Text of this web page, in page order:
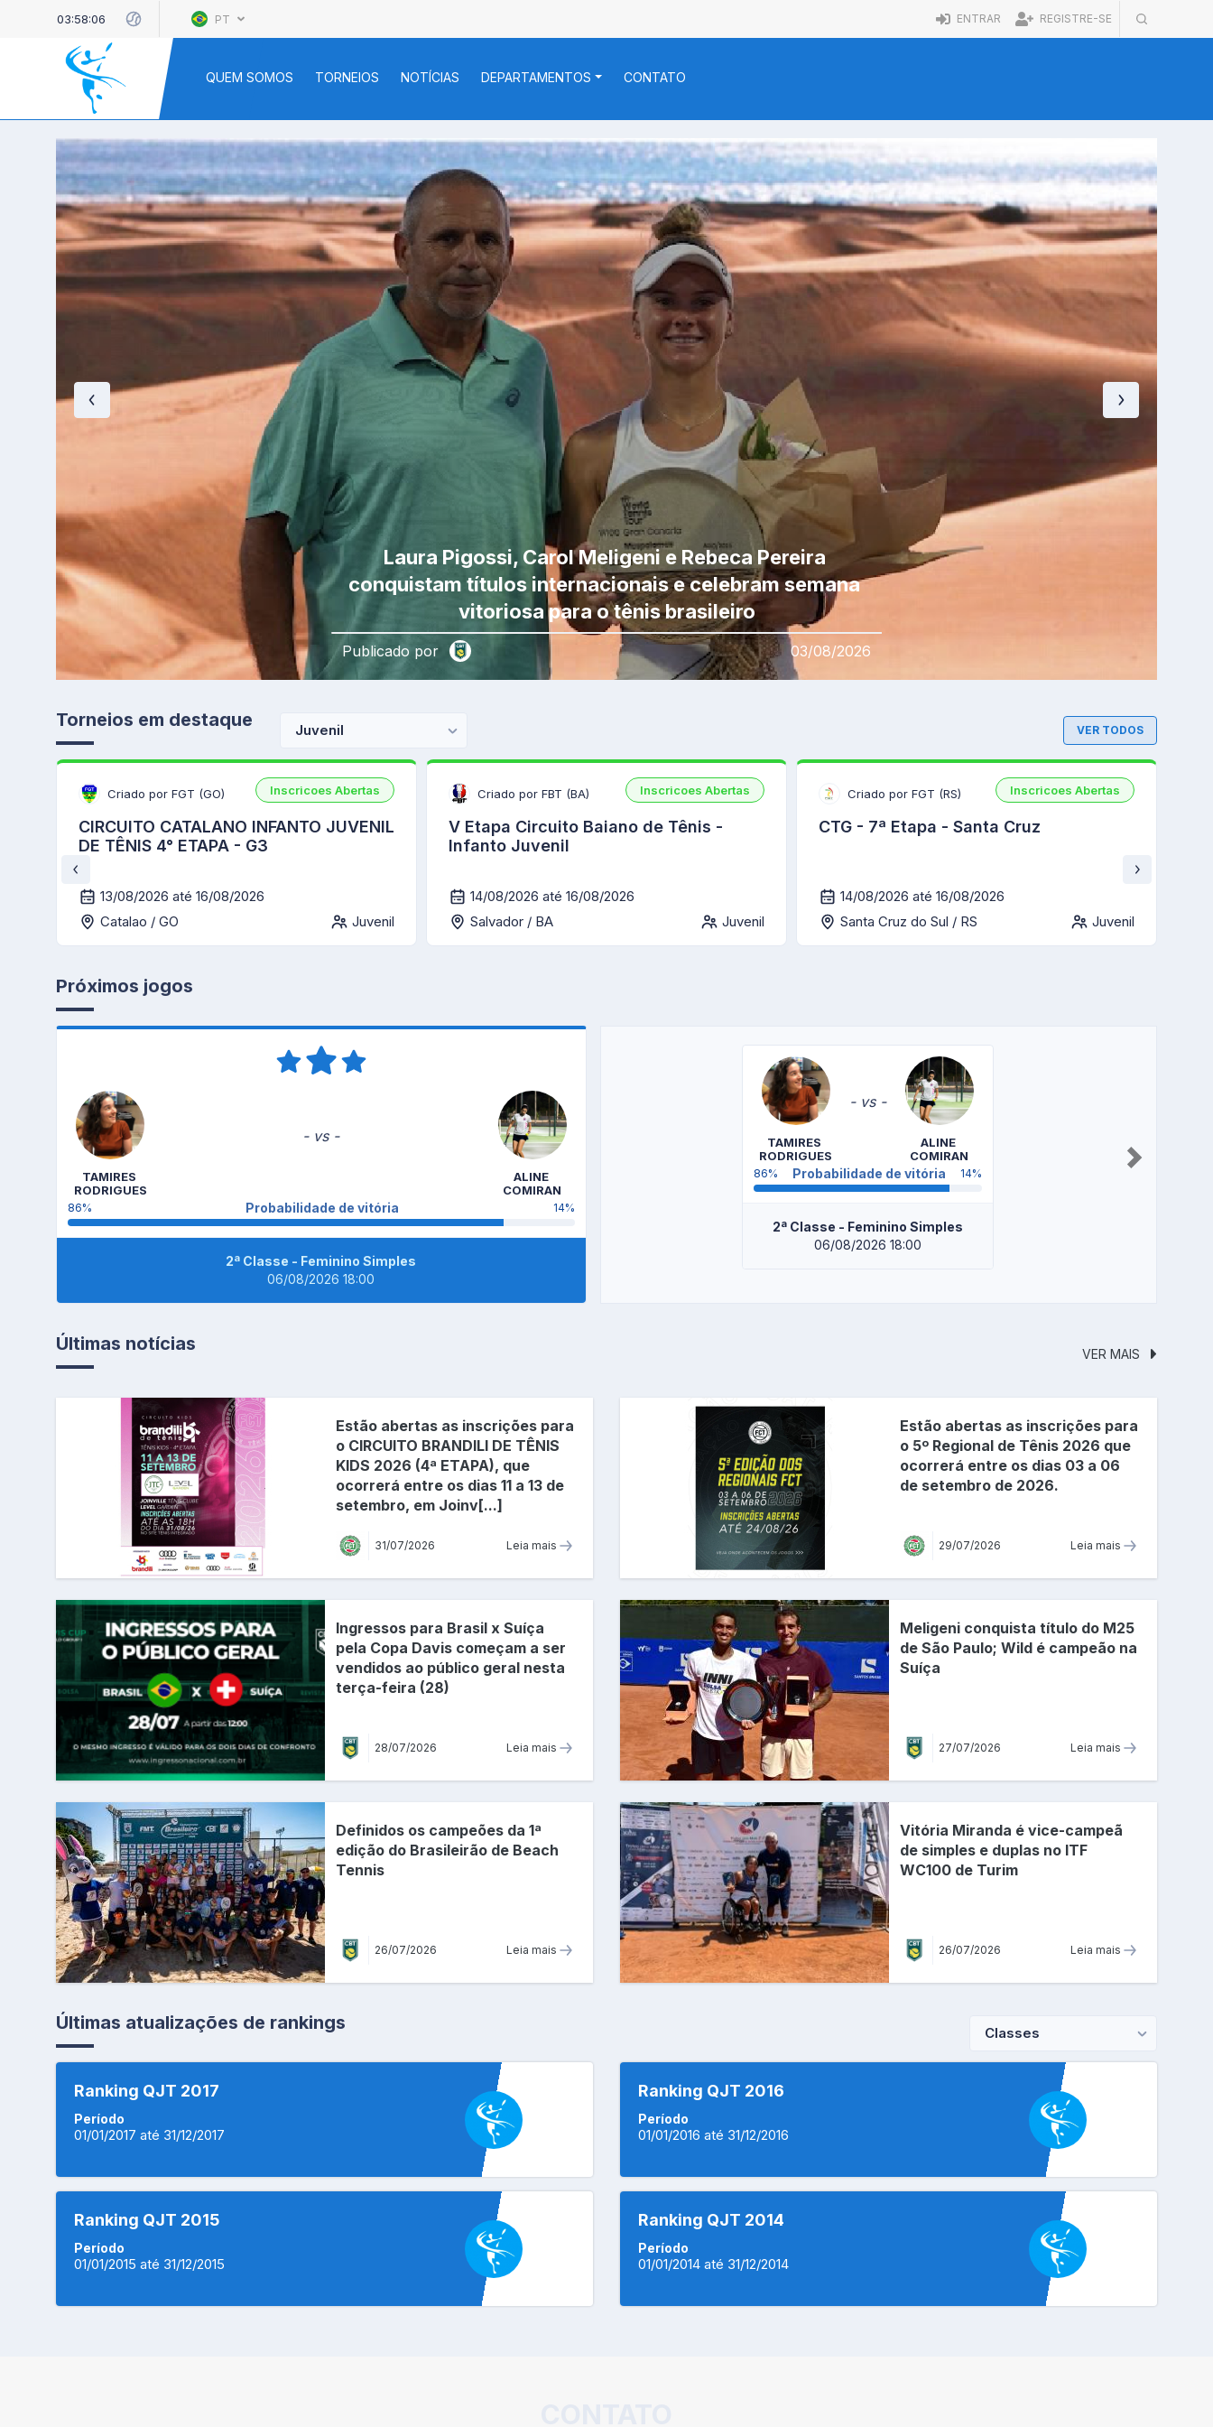
03:58:07 PT ENTRAR REGISTRE-SE
QUEM SOMOS TORNEIOS NOTÍCIAS DEPARTAMENTOS CONTATO
Laura Pigossi, Carol Meligeni e Rebeca Pereira
conquistam títulos internacionais e celebram semana
vitoriosa para o tênis brasileiro
Publicado por 03/08/2026
Torneios em destaque Juvenil VER TODOS
Criado por FGT (GO) Inscricoes Abertas
CIRCUITO CATALANO INFANTO JUVENIL
DE TÊNIS 4° ETAPA - G3
13/08/2026 até 16/08/2026
Catalao / GO
Juvenil
Criado por FBT (BA) Inscricoes Abertas
V Etapa Circuito Baiano de Tênis -
Infanto Juvenil
14/08/2026 até 16/08/2026
Salvador / BA
Juvenil
Criado por FGT (RS) Inscricoes Abertas
CTG - 7ª Etapa - Santa Cruz
14/08/2026 até 16/08/2026
Santa Cruz do Sul / RS
Juvenil
Próximos jogos
TAMIRES
RODRIGUES
- vs -
ALINE
COMIRAN
86% Probabilidade de vitória 14%
2ª Classe - Feminino Simples
06/08/2026 18:00
5
TAMIRES
RODRIGUES
- vs -
ALINE
COMIRAN
86% Probabilidade de vitória 14%
2ª Classe - Feminino Simples
06/08/2026 18:00
Next
Últimas notícias VER MAIS
Estão abertas as inscrições para
o CIRCUITO BRANDILI DE TÊNIS
KIDS 2026 (4ª ETAPA), que
ocorrerá entre os dias 11 a 13 de
setembro, em Joinv[...]
31/07/2026 Leia mais
Estão abertas as inscrições para
o 5º Regional de Tênis 2026 que
ocorrerá entre os dias 03 a 06
de setembro de 2026.
29/07/2026 Leia mais
Ingressos para Brasil x Suíça
pela Copa Davis começam a ser
vendidos ao público geral nesta
terça-feira (28)
28/07/2026 Leia mais
Meligeni conquista título do M25
de São Paulo; Wild é campeão na
Suíça
27/07/2026 Leia mais
Definidos os campeões da 1ª
edição do Brasileirão de Beach
Tennis
26/07/2026 Leia mais
Vitória Miranda é vice-campeã
de simples e duplas no ITF
WC100 de Turim
26/07/2026 Leia mais
Últimas atualizações de rankings Classes
Ranking QJT 2017
Período
01/01/2017 até 31/12/2017
Ranking QJT 2016
Período
01/01/2016 até 31/12/2016
Ranking QJT 2015
Período
01/01/2015 até 31/12/2015
Ranking QJT 2014
Período
01/01/2014 até 31/12/2014